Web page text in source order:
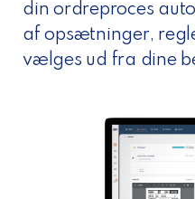
din ordreproces
af opsætninger,
vælges ud fra dine